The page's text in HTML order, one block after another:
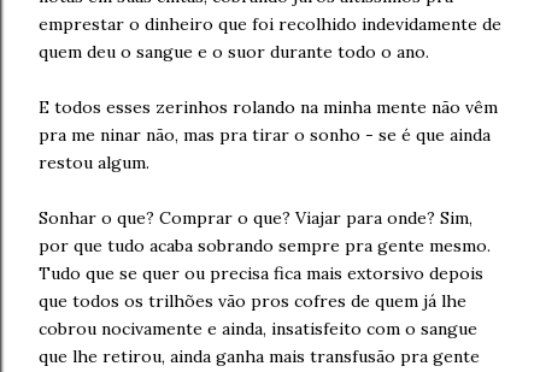
emprestar o dinheiro que foi recolhido indevidamente de
quem deu o sangue e o suor durante todo o ano.
E todos esses zerinhos rolando na minha mente não vêm
pra me ninar não, mas pra tirar o sonho - se é que ainda
restou algum.
Sonhar o que? Comprar o que? Viajar para onde? Sim,
por que tudo acaba sobrando sempre pra gente mesmo.
Tudo que se quer ou precisa fica mais extorsivo depois
que todos os trilhões vão pros cofres de quem já lhe
cobrou nocivamente e ainda, insatisfeito com o sangue
que lhe retirou, ainda ganha mais transfusão pra gente